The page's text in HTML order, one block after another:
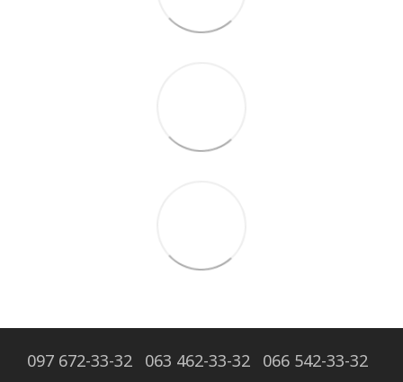
097 672-33-32 063 462-33-32 066 542-33-32